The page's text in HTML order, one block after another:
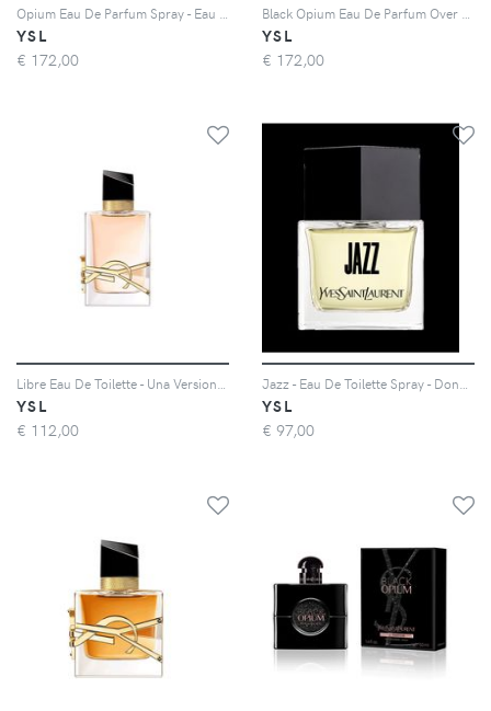
YSL
€ 172,00
YSL
€ 172,00
YSL
€ 112,00
YSL
€ 97,00